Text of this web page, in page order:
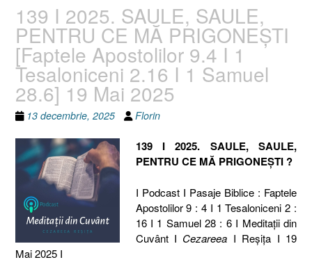
139 I 2025. SAULE, SAULE,
PENTRU CE MĂ PRIGONEȘTI
[Faptele Apostolilor 9.4 I 1
Tesaloniceni 2.16 I 1 Samuel
28.6] 19 Mai 2025
13 decembrie, 2025 Florin
139 I 2025. SAULE, SAULE,
PENTRU CE MĂ PRIGONEȘTI ?
I Podcast I Pasaje Biblice : Faptele
Apostolilor 9 : 4 I 1 Tesaloniceni 2 :
16 I 1 Samuel 28 : 6 I Meditaţii din
Cuvânt I Cezareea I Reşiţa I 19
Mai 2025 I